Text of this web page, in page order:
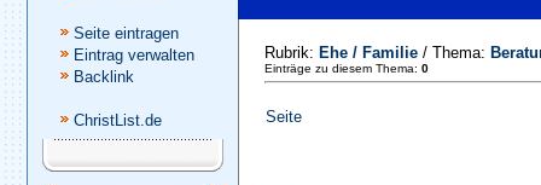
Seite eintragen
Eintrag verwalten
Backlink
ChristList.de
Rubrik: Ehe / Familie / Thema:
Einträge zu diesem Thema: 0
Seite